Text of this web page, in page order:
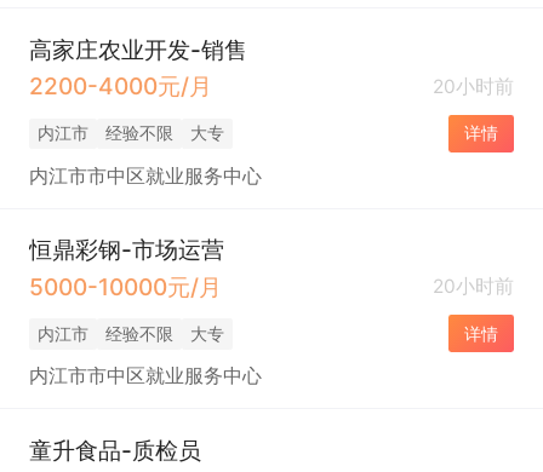
高家庄农业开发-销售
2200-4000元/月
20小时前
内江市 经验不限 大专 详情
内江市市中区就业服务中心
恒鼎彩钢-市场运营
5000-10000元/月
20小时前
内江市 经验不限 大专 详情
内江市市中区就业服务中心
童升食品-质检员